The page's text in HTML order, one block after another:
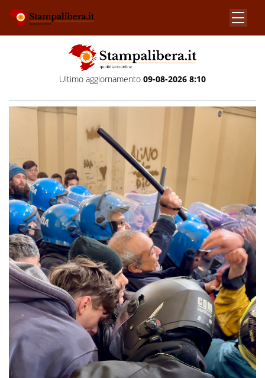
Ultimo aggiornamento 09-08-2026 8:10